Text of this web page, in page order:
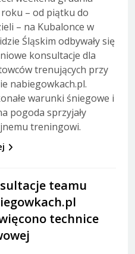
roku – od piątku do
– na Kubalonce w
Śląskim odbywały się
konsultacje dla
trenujących przy
nabiegowkach.pl.
warunki śniegowe i
pogoda sprzyjały
treningowi.
teamu
technice